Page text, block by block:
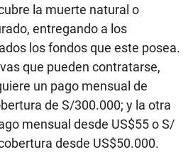
la muerte natural o
entregando a los
los fondos que este posea.
que pueden contratarse,
un pago mensual de
de S/300.000; y la otra
mensual desde US$55 o S/
desde US$50.000.